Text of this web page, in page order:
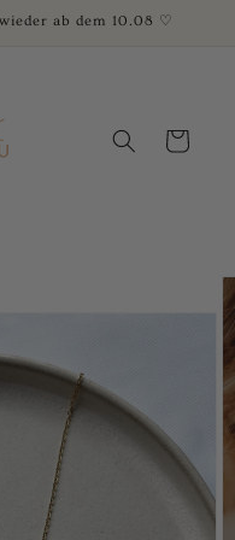
ab dem 10.08 ♡
Warenkorb